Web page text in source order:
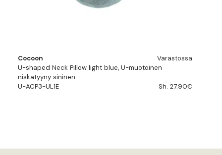
Cocoon
Varastossa
U-shaped Neck Pillow light blue, U-muotoinen
niskatyyny sininen
U-ACP3-UL1E
Sh. 27.90€